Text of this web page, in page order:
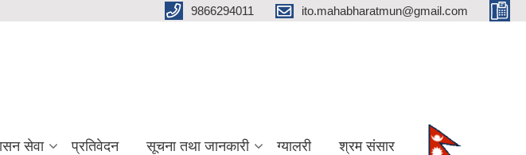
9866294011 ito.mahabharatmun@gmail.com
सेवा प्रतिवेदन सूचना तथा जानकारी ग्यालरी श्रम संसार